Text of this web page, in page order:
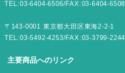
TEL:03-6404-6506/FAX:03-6404-6508
〒143-0001 東京都大田区東海2-2-1
TEL:03-5492-4253/FAX:03-3799-2244
主要商品へのリンク